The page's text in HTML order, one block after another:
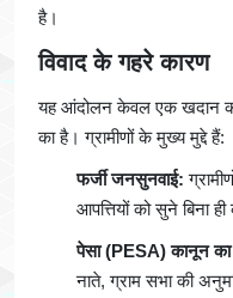
है।
विवाद के गहरे कारण
यह आंदोलन केवल एक खदान का
का है। ग्रामीणों के मुख्य मुद्दे हैं:
फर्जी जनसुनवाई:
आपत्तियों को सुने बिना ही
पेसा (PESA) कानून
नाते, ग्राम सभा की